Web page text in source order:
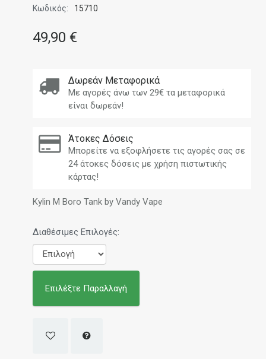
Κωδικός:
15710
49,90 €
Δωρεάν Μεταφορικά
Με αγορές άνω των 29€ τα μεταφορικά
είναι δωρεάν!
Άτοκες Δόσεις
Μπορείτε να εξοφλήσετε τις αγορές σας σε
24 άτοκες δόσεις με χρήση πιστωτικής
κάρτας!
Kylin M Boro Tank by Vandy Vape
Διαθέσιμες Επιλογές:
Επιλέξτε Παραλλαγή